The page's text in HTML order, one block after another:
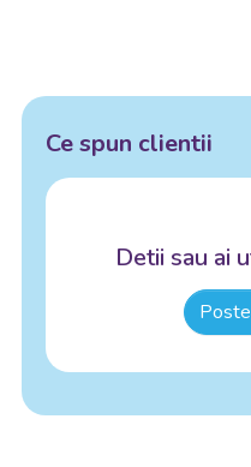
Ce spun clientii
Detii sau ai